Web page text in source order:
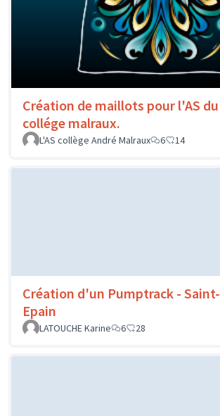
Création de maillots pour l'AS du
collége malraux.
L'AS collège André Malraux
6 14
Création d'un Pumptrack - Saint-
Epain
LATOUCHE Karine
6 28